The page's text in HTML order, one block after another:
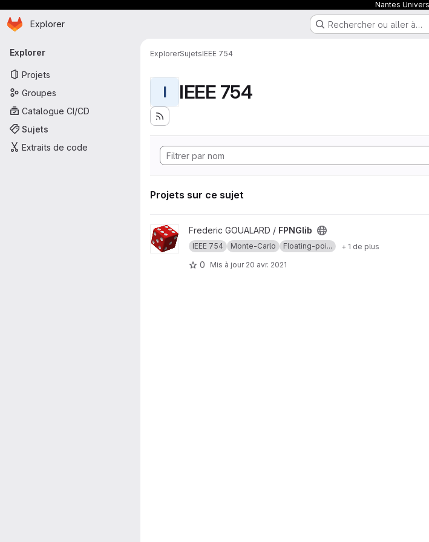
Nantes
Passer au contenu principal
Page d'accueil
Explorer Rechercher ou aller à…
Navigation principale
Explorer
Projets
Groupes
Catalogue CI/CD
Sujets
Extraits de code
ExplorerSujetsIEEE 754
I IEEE 754
Projets sur ce sujet
Afficher le projet FPNGlib
Frederic GOUALARD / FPNGlib
IEEE 754 Monte-Carlo Floating-poi... + 1 de plus
0 Mis à jour 20 avr. 2021